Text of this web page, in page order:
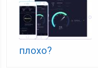
плохо?